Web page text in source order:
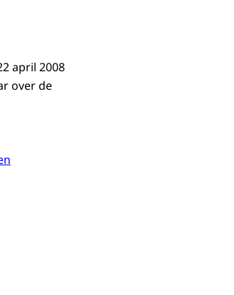
april 2008
over de